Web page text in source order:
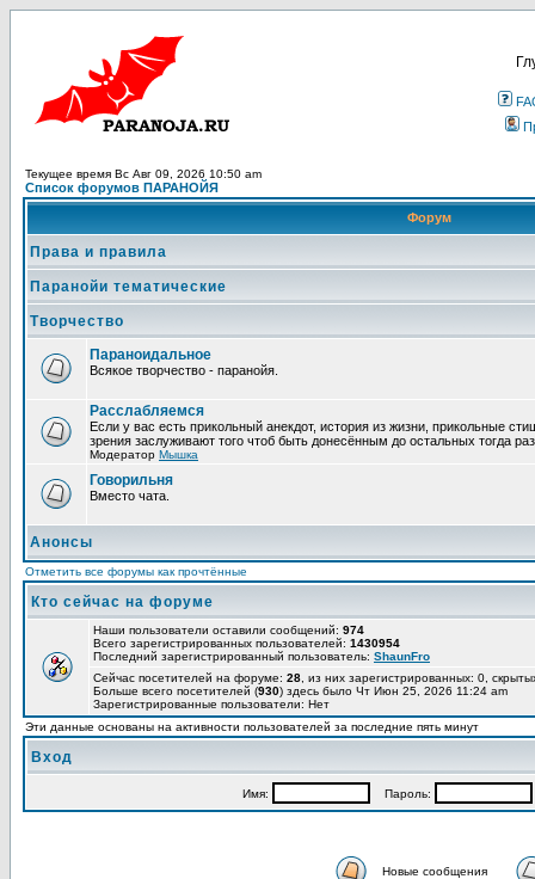
Текущее время Вс Авг 09, 2026 10:50 am
Список форумов ПАРАНОЙЯ
Форум
Права и правила
Паранойи тематические
Творчество
Параноидальное
Всякое творчество - паранойя.
Расслабляемся
Если у вас есть прикольный анекдот, история из жизни, прикольные
зрения заслуживают того чтоб быть донесённым до остальных тогда
Модератор Мышка
Говорильня
Вместо чата.
Анонсы
Отметить все форумы как прочтённые
Кто сейчас на форуме
Наши пользователи оставили сообщений: 974
Всего зарегистрированных пользователей: 1430954
Последний зарегистрированный пользователь: ShaunFro
Сейчас посетителей на форуме: 28 , из них зарегистрированных: 0,
Больше всего посетителей (930) здесь было Чт Июн 25, 2026 11:24 am
Зарегистрированные пользователи: Нет
Эти данные основаны на активности пользователей за последние пять минут
Вход
Имя: Пароль:
Новые сообщения